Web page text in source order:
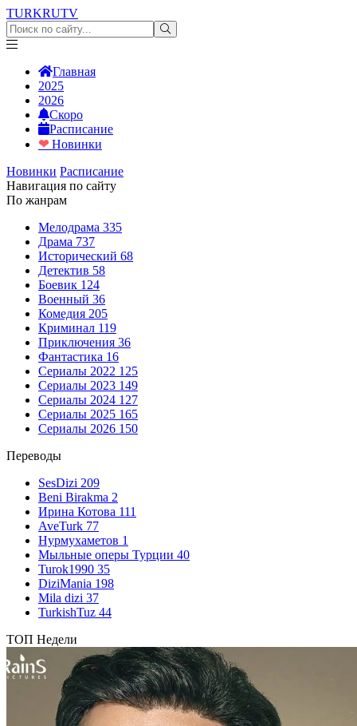
TURKRUTV
Главная
2025
2026
Скоро
Расписание
❤Новинки
Новинки Расписание
Навигация по сайту
По жанрам
Мелодрама 335
Драма 737
Исторический 68
Детектив 58
Боевик 124
Военный 36
Комедия 205
Криминал 119
Приключения 36
Фантастика 16
Сериалы 2022 125
Сериалы 2023 149
Сериалы 2024 127
Сериалы 2025 165
Сериалы 2026 150
Переводы
SesDizi 209
Beni Birakma 2
Ирина Котова 111
AveTurk 77
Нурмухаметов 1
Мыльные оперы Турции 40
Turok1990 35
DiziMania 198
Mila dizi 37
TurkishTuz 44
ТОП Недели